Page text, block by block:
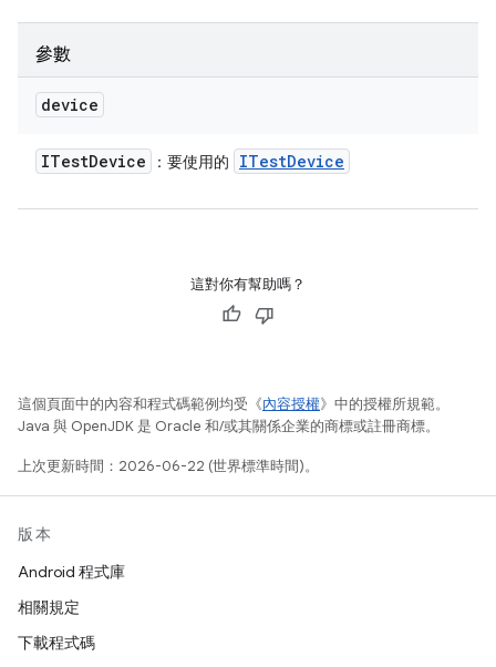
參數
device
ITestDevice ：要使用的 ITestDevice
這對你有幫助嗎？
這個頁面中的內容和程式碼範例均受《內容授權》中的授權所規範。
Java 與 OpenJDK 是 Oracle 和/或其關係企業的商標或註冊商標。
上次更新時間：2026-06-22 (世界標準時間)。
版本
Android 程式庫
相關規定
下載程式碼